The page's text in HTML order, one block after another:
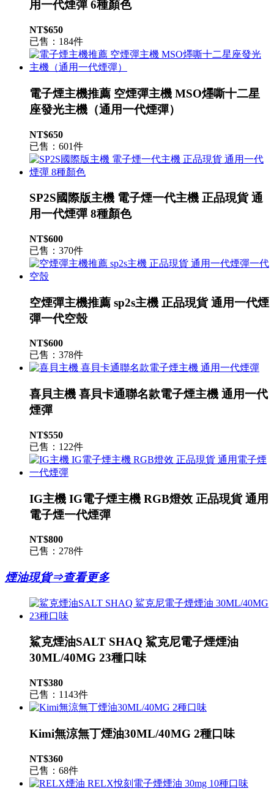
用一代煙彈 6種顏色
NT$650
已售：184件
電子煙主機推薦 空煙彈主機 MSO爅嘶十二星
座發光主機（通用一代煙彈）
NT$650
已售：601件
SP2S國際版主機 電子煙一代主機 正品現貨 通
用一代煙彈 8種顏色
NT$600
已售：370件
空煙彈主機推薦 sp2s主機 正品現貨 通用一代煙
彈一代空殼
NT$600
已售：378件
喜貝主機 喜貝卡通聯名款電子煙主機 通用一代
煙彈
NT$550
已售：122件
IG主機 IG電子煙主機 RGB燈效 正品現貨 通用
電子煙一代煙彈
NT$800
已售：278件
煙油現貨⇒查看更多
鯊克煙油SALT SHAQ 鯊克尼電子煙煙油
30ML/40MG 23種口味
NT$380
已售：1143件
Kimi無涼無丁煙油30ML/40MG 2種口味
NT$360
已售：68件